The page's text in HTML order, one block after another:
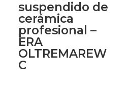
suspendido de
cerámica
profesional –
ERA
OLTREMAREW
C